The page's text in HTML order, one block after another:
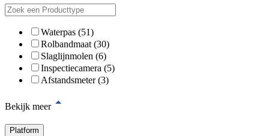
Waterpas (51)
Rolbandmaat (30)
Slaglijnmolen (6)
Inspectiecamera (5)
Afstandsmeter (3)
Bekijk meer
Platform